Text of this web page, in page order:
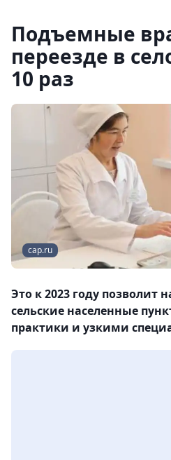
Подъемные
переезде в
10 раз
cap.ru
Это к 2023 году позволит
сельские населенные
практики и узкими